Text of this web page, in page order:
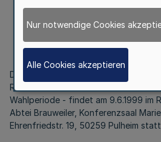
Bek. v.
Die konstituierende 1. Sitzung der
Rheinischen
Wahlperiode - findet am 9.6.1999 im
Abtei Brauweiler, Konferenzsaal
Ehrenfriedstr. 19, 50259 Pulheim
Nur notwendige Cookies
Alle Cookies akzeptieren